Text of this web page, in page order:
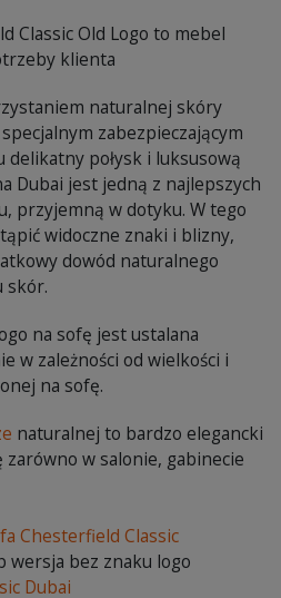
Classic Old Logo to mebel
klienta
naturalnej skóry
zabezpieczającym
delikatny połysk i luksusową
Dubai jest jedną z najlepszych
przyjemną w dotyku. W tego
widoczne znaki i blizny,
dowód naturalnego
skór.
na sofę jest ustalana
w zależności od wielkości i
na sofę.
naturalnej to bardzo elegancki
w salonie, gabinecie
Chesterfield Classic
wersja bez znaku logo
Dubai